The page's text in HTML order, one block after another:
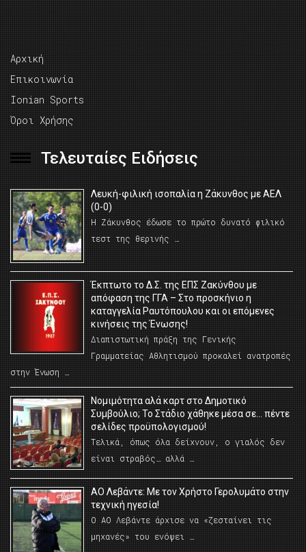
Αρχική
Επικοινωνία
Ionian Sports
Όροι Χρήσης
Τελευταίες Ειδήσεις
Λευκή-φιλική ισοπαλία η Ζάκυνθος με ΑΕΛ
(0-0)
Η Ζάκυνθος έδωσε το πρώτο δυνατό φιλικό
τεστ της θερινής …
Έκπτωτο το Δ.Σ. της ΕΠΣ Ζακύνθου με
απόφαση της ΓΓΑ – Στο προσκήνιο η
καταγγελία Ραυτόπουλου και οι επόμενες
κινήσεις της Ένωσης!
Διαπιστωτική πράξη της Γενικής
Γραμματείας Αθλητισμού προκαλεί ανατροπές
στην Ένωση …
Νομιμότητα αλά καρτ στο Δημοτικό
Συμβούλιο; Το Στάδιο χάθηκε μέσα σε… πέντε
σελίδες προϋπολογισμού!
Τελικά, όπως όλα δείχνουν, ο γιαλός δεν
είναι στραβός… αλλά …
ΑΟ Λεβάντε: Με τον Χρήστο Γερολυμάτο στην
τεχνική ηγεσία!
Ο ΑΟ Λεβάντε άρχισε να «ζεσταίνει τις
μηχανές» του ενόψει …